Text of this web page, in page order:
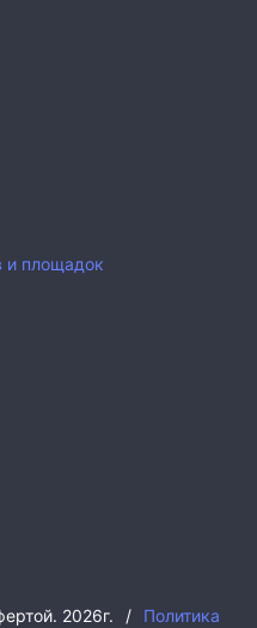
и площадок
2026г. /
Политика